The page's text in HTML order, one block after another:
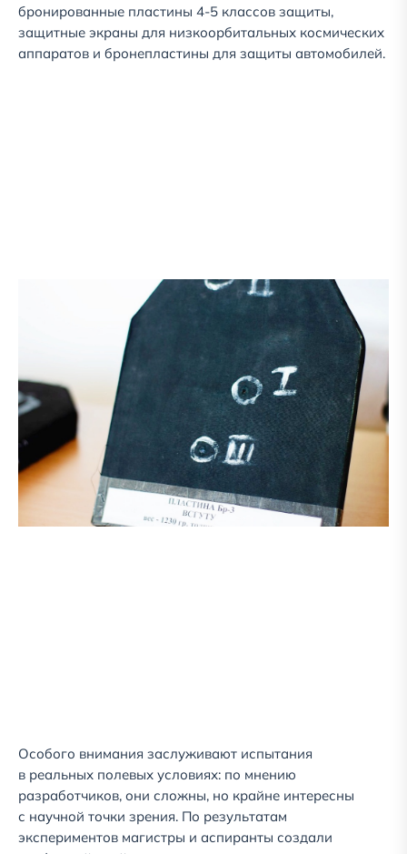
бронированные пластины 4-5 классов защиты,
защитные экраны для низкоорбитальных космических
аппаратов и бронепластины для защиты автомобилей.
Особого внимания заслуживают испытания
в реальных полевых условиях: по мнению
разработчиков, они сложны, но крайне интересны
с научной точки зрения. По результатам
экспериментов магистры и аспиранты создали